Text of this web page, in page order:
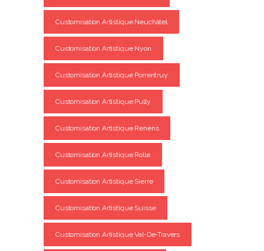
Customisation Artistique Neuchâtel
Customisation Artistique Nyon
Customisation Artistique Porrentruy
Customisation Artistique Pully
Customisation Artistique Renens
Customisation Artistique Rolle
Customisation Artistique Sierre
Customisation Artistique Suisse
Customisation Artistique Val-De-Travers